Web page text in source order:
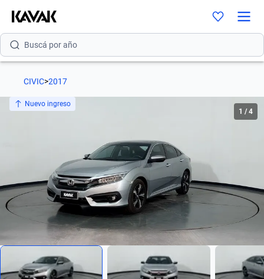
Buscá por versión
Buscá por año
CIVIC>2017
Nuevo ingreso
1 /4